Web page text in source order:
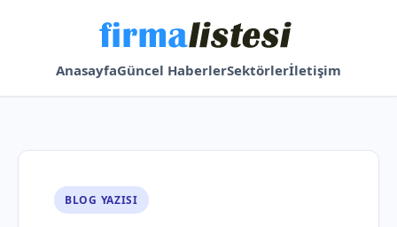
AnasayfaGüncel HaberlerSektörlerİletişim
BLOG YAZISI